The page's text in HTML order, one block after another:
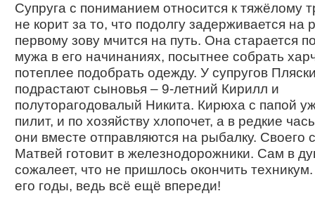
Супруга с пониманием относится к тяжёлому
не корит за то, что подолгу задерживается на
первому зову мчится на путь. Она старается
мужа в его начинаниях, посытнее собрать
потеплее подобрать одежду. У супругов
подрастают сыновья – 9-летний Кирилл и
полуторагодовалый Никита. Кирюха с папой
пилит, и по хозяйству хлопочет, а в редкие
они вместе отправляются на рыбалку. Своего
Матвей готовит в железнодорожники. Сам в
сожалеет, что не пришлось окончить
его годы, ведь всё ещё впереди!